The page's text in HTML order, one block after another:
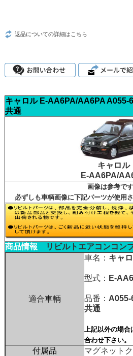
返品についての詳細はこちら
キャロル E-AA6PA/AA6PA A055-
共通
キャロル
E-AA6PA/
画像は参考です
必ずしも車輌画像に下記パーツが使用
商品情報 リビルトエアコンコン
適合車輌
車名： キャ
型式： E-
品番： A055-
共通
上記以外の場合
合わせ下さい。
付属品 マグネット